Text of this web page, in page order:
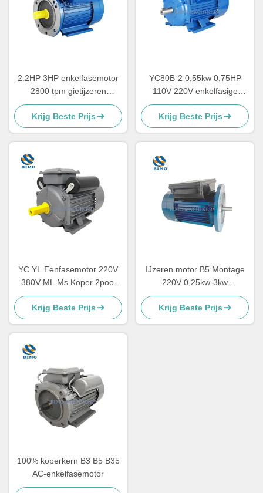
2.2HP 3HP enkelfasemotor
2800 tpm gietijzeren
behuizing condensator
Startmotor CSR
Krijg Beste Prijs
YC80B-2 0,55kw 0,75HP
110V 220V enkelfasige
elektromotor voor
luchtcompressor
Krijg Beste Prijs
YC YL Eenfasemotor 220V
380V ML Ms Koper 2pool
4pool 2.2kw 1.5kw 1.1kw
0.75kw 3kw
Krijg Beste Prijs
IJzeren motor B5 Montage
220V 0,25kw-3kw
Asynchrone motor met één
fase
Krijg Beste Prijs
100% koperkern B3 B5 B35
AC-enkelfasemotor